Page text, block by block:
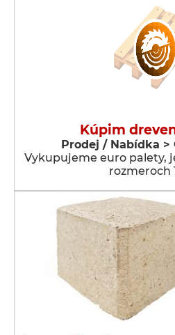
Kúpim
Prodej / Nabídka >
Vykupujeme euro palety,
rozmeroch